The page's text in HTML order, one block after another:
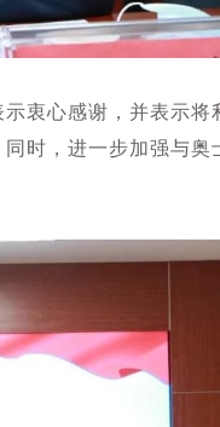
衷心感谢，并表示将
时，进一步加强与奥